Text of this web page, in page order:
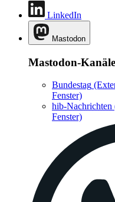
LinkedIn
Mastodon
Mastodon-Kanäle
Bundestag
Fenster)
hib-Nachrichten
Fenster)